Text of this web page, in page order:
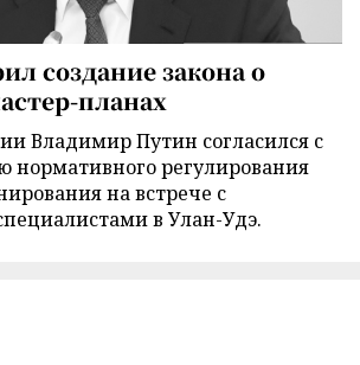
создание закона о
планах
Владимир Путин согласился с
нормативного регулирования
на встрече с
в Улан-Удэ.